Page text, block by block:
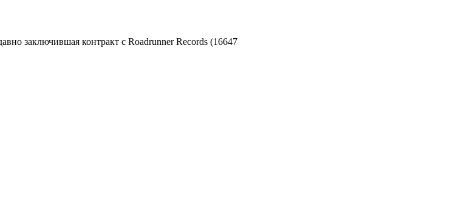
заключившая контракт с Roadrunner Records (16647